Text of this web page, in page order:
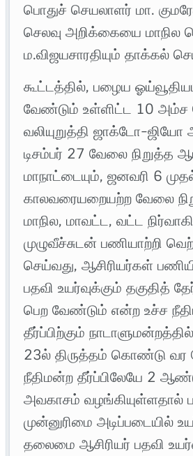
பொதுச் செயலாளர் மா.
செலவு அறிக்கையை மாநில
ம.விஜயசாரதியும் தாக்கல்
கூட்டத்தில், பழைய
வேண்டும் உள்ளிட்ட 10
வலியுறுத்தி ஜாக்டோ-ஜியோ
டிசம்பர் 27 வேலை நிறுத்த
மாநாட்டையும், ஜனவரி 6
காலவரையறையற்ற வேலை
மாநில, மாவட்ட, வட்ட
முழுவீச்சுடன் பணியாற்றி
செய்வது, ஆசிரியர்கள்
பதவி உயர்வுக்கும் தகுதித்
பெற வேண்டும் என்ற உச்ச
தீர்ப்பிற்கும்
23ல் திருத்தம் கொண்டு வர
நீதிமன்ற தீர்ப்பிலேயே 2
அவகாசம் வழங்கியுள்ளதால்
முன்னுரிமை அடிப்படையில்
தலைமை ஆசிரியர் பதவி